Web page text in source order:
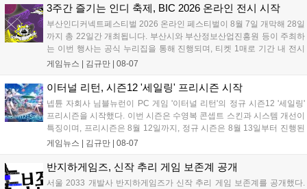
들어왔다. 서비스 중인...
3주간 즐기는 인디 축제, BIC 2026 온라인 전시 시작
부산인디커넥트페스티벌 2026 온라인 페스티벌이 8월 7일 개막해 28일
까지 총 22일간 개최됩니다. 부산시와 부산정보산업진흥원 등이 주최하
는 이번 행사는 공식 누리집을 통해 진행되며, 티켓 1매로 기간 내 전시
작을 제한 없이 체험할 수 있습니다. 일반 및 루키 부문 등 다양한 인디게
세계 누구나 참여 가능한 이번 행사는 역대 최대 규모로 열려 인디게임
게임뉴스 | 김규만 | 08-07
이터널 리턴, 시즌12 '세일링' 프리시즌 시작
넵튠 자회사 님블뉴런이 PC 게임 '이터널 리턴'의 정규 시즌12 '세일링'
프리시즌을 시작했다. 이번 시즌은 수영복 콘셉트 스킨과 시스템 개선이
특징이며, 프리시즌은 8월 12일까지, 정규 시즌은 8월 13일부터 진행된
다. 실험체 관찰일지 추가와 후반부 전략 강화를 위한 다중 크로노 스피
대를 모으고 있다....
게임뉴스 | 김규만 | 08-07
반지하게임즈, 신작 추리 게임 보존계 공개
서울 2033 개발사 반지하게임즈가 신작 추리 게임 보존계를 공개했다.